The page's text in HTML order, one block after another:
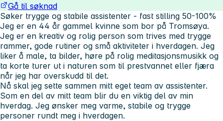
Gå til søknad
Søker trygge og stabile assistenter - fast stilling 50-100%
Jeg er en 44 år gammel kvinne som bor på Tromsøya.
Jeg er en kreativ og rolig person som trives med trygge
rammer, gode rutiner og små aktiviteter i hverdagen. Jeg
liker å male, ta bilder, høre på rolig meditasjonsmusikk og
ta korte turer ut i naturen som til prestvannet eller fjæra
når jeg har overskudd til det.
Nå skal jeg sette sammen mitt eget team av assistenter.
Som en del av mitt team blir du en viktig del av min
hverdag. Jeg ønsker meg varme, stabile og trygge
personer rundt meg i hverdagen.